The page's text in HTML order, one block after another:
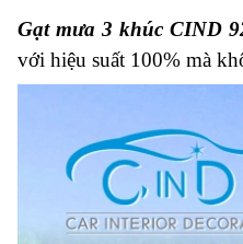
Gạt mưa 3 khúc CIND
với hiệu suất 100% mà